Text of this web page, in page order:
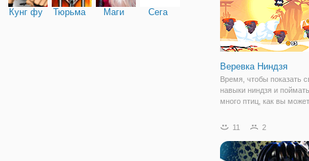
Кунг фу Тюрьма Маги Сега
Веревка Ниндзя
Время, чтобы показать
навыки ниндзя и
много птиц, как вы
краткое руководство,
Нажмите и
стрелять из
11 2